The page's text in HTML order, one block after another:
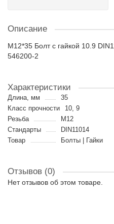
Описание
M12*35 Болт с гайкой 10.9
546200-2
Характеристики
Длина, мм
35
Класс прочности
10, 9
Резьба
M12
Стандарты
DIN11014
Товар
Болты | Гайки
Отзывов (0)
Нет отзывов об этом товаре.